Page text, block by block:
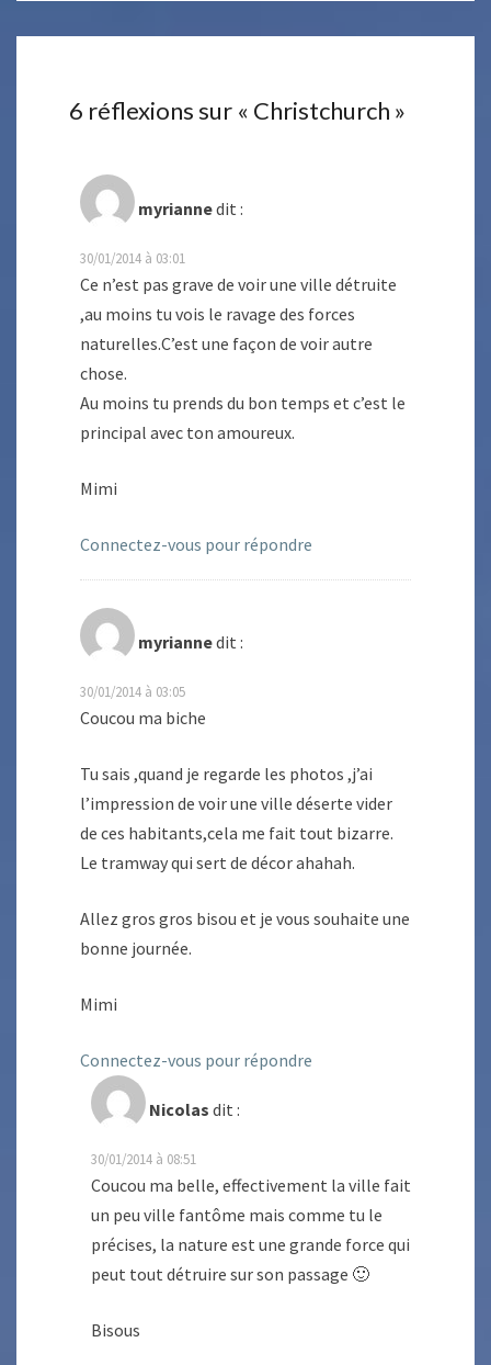
6 réflexions sur « Christchurch »
myriannedit :
30/01/2014 à 03:01
Ce n’est pas grave de voir une ville détruite
,au moins tu vois le ravage des forces
naturelles.C’est une façon de voir autre
chose.
Au moins tu prends du bon temps et c’est le
principal avec ton amoureux.
Mimi
Connectez-vous pour répondre
myriannedit :
30/01/2014 à 03:05
Coucou ma biche
Tu sais ,quand je regarde les photos ,j’ai
l’impression de voir une ville déserte vider
de ces habitants,cela me fait tout bizarre.
Le tramway qui sert de décor ahahah.
Allez gros gros bisou et je vous souhaite une
bonne journée.
Mimi
Connectez-vous pour répondre
Nicolas dit :
30/01/2014 à 08:51
Coucou ma belle, effectivement la ville fait
un peu ville fantôme mais comme tu le
précises, la nature est une grande force qui
peut tout détruire sur son passage 🙂
Bisous